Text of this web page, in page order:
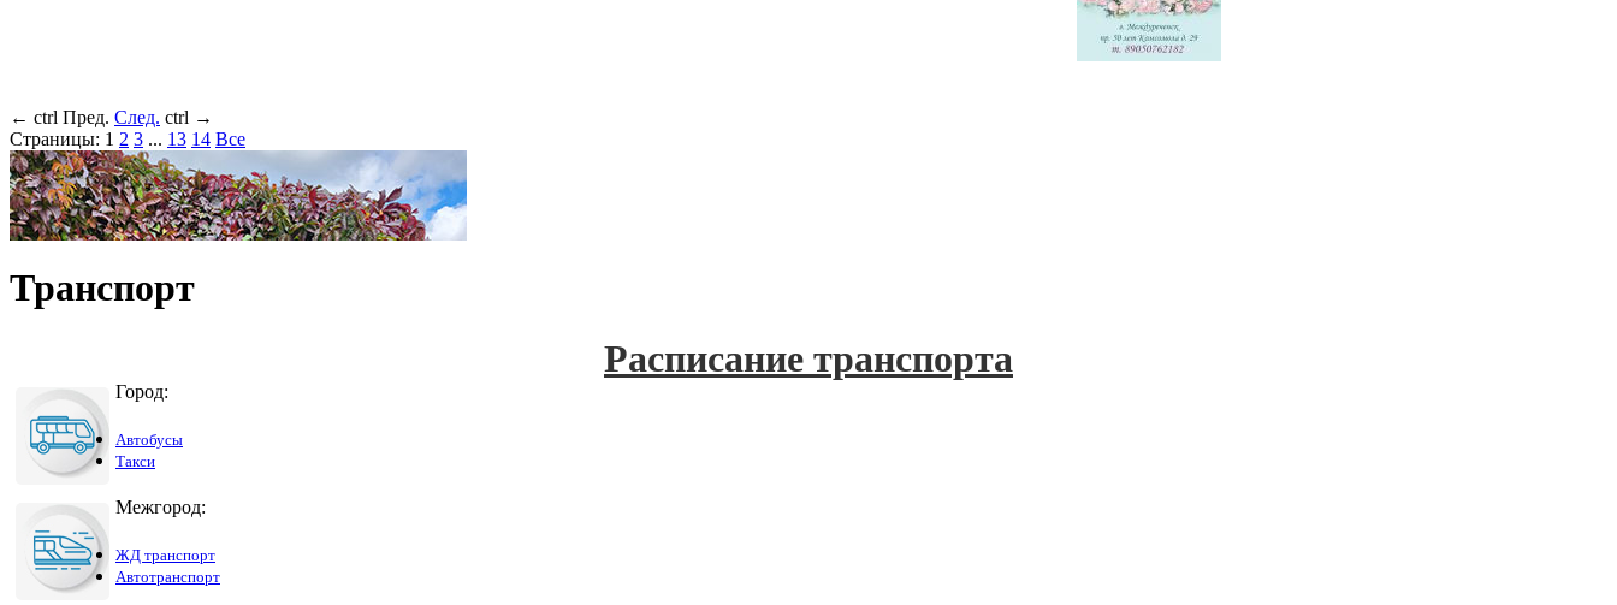
← ctrl Пред. След. ctrl →
Страницы: 1 2 3 ... 13 14 Все
Транспорт
Расписание транспорта
Город:
Автобусы
Такси
Межгород:
ЖД транспорт
Автотранспорт